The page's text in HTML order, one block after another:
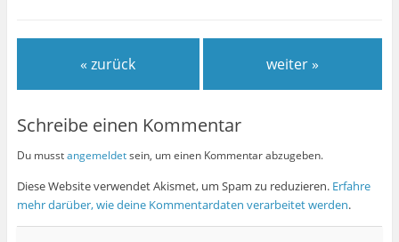
« zurück weiter »
Schreibe einen Kommentar
Du musstangemeldetsein, um einen Kommentar abzugeben.
Diese Website verwendet Akismet, um Spam zu reduzieren. Erfahre
mehr darüber, wie deine Kommentardaten verarbeitet werden.